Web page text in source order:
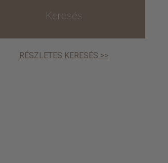
Keresés
RÉSZLETES KERESÉS >>